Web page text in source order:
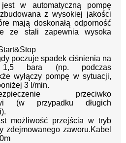
w automatyczną pompę
z wysokiej jakości
mają doskonałą odporność
ze stali zapewnia wysoka
poczuje spadek ciśnienia na
1,5 bara (np. podczas
wyłączy pompę w sytuacji,
3 l/min.
przeciwko
(w przypadku długich
możliwość przejścia w tryb
zdejmowanego zaworu.Kabel